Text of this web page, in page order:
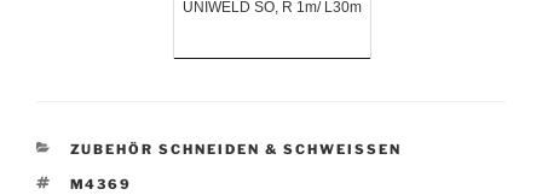
UNIWELD SO, R 1m/ L30m
KATEGORIEN
ZUBEHÖR SCHNEIDEN & SCHWEISSEN
SCHLAGWÖRTER
M4369